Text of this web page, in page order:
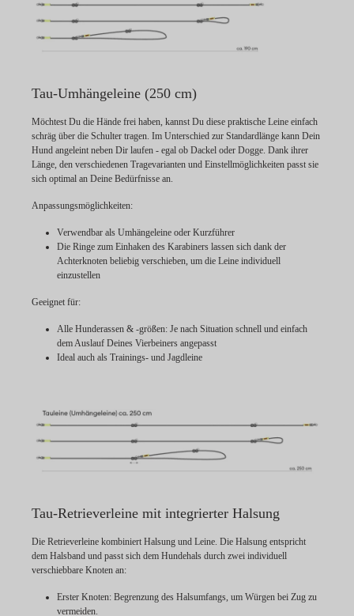
Tau-Umhängeleine (250 cm)
Möchtest Du die Hände frei haben, kannst Du diese praktische Leine einfach
schräg über die Schulter tragen. Im Unterschied zur Standardlänge kann Dein
Hund angeleint neben Dir laufen - egal ob Dackel oder Dogge. Dank ihrer
Länge, den verschiedenen Tragevarianten und Einstellmöglichkeiten passt sie
sich optimal an Deine Bedürfnisse an.
Anpassungsmöglichkeiten:
Verwendbar als Umhängeleine oder Kurzführer
Die Ringe zum Einhaken des Karabiners lassen sich dank der
Achterknoten beliebig verschieben, um die Leine individuell
einzustellen
Geeignet für:
Alle Hunderassen & -größen: Je nach Situation schnell und einfach
dem Auslauf Deines Vierbeiners angepasst
Ideal auch als Trainings- und Jagdleine
Tau-Retrieverleine mit integrierter Halsung
Die Retrieverleine kombiniert Halsung und Leine. Die Halsung entspricht
dem Halsband und passt sich dem Hundehals durch zwei individuell
verschiebbare Knoten an:
Erster Knoten: Begrenzung des Halsumfangs, um Würgen bei Zug zu
vermeiden.